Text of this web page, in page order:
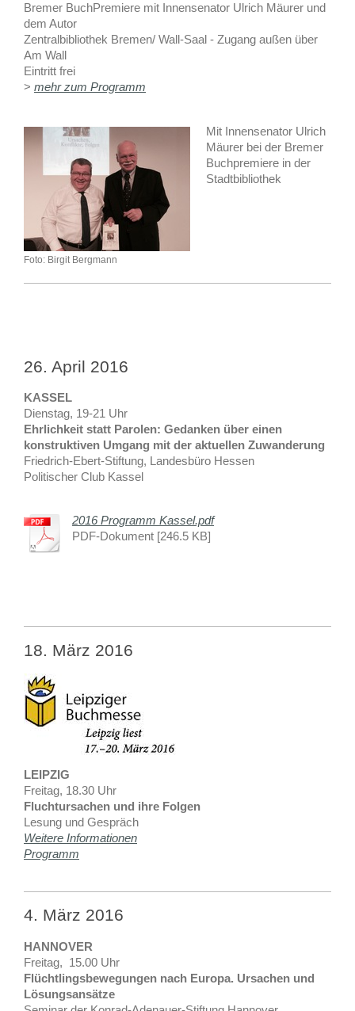
Bremer BuchPremiere mit Innensenator Ulrich Mäurer und
dem Autor
Zentralbibliothek Bremen/ Wall-Saal - Zugang außen über
Am Wall
Eintritt frei
> mehr zum Programm
Foto: Birgit Bergmann
Mit Innensenator Ulrich
Mäurer bei der Bremer
Buchpremiere in der
Stadtbibliothek
26. April 2016
KASSEL
Dienstag, 19-21 Uhr
Ehrlichkeit statt Parolen: Gedanken über einen
konstruktiven Umgang mit der aktuellen Zuwanderung
Friedrich-Ebert-Stiftung, Landesbüro Hessen
Politischer Club Kassel
2016 Programm Kassel.pdf
PDF-Dokument [246.5 KB]
18. März 2016
LEIPZIG
Freitag, 18.30 Uhr
Fluchtursachen und ihre Folgen
Lesung und Gespräch
Weitere Informationen
Programm
4. März 2016
HANNOVER
Freitag, 15.00 Uhr
Flüchtlingsbewegungen nach Europa. Ursachen und
Lösungsansätze